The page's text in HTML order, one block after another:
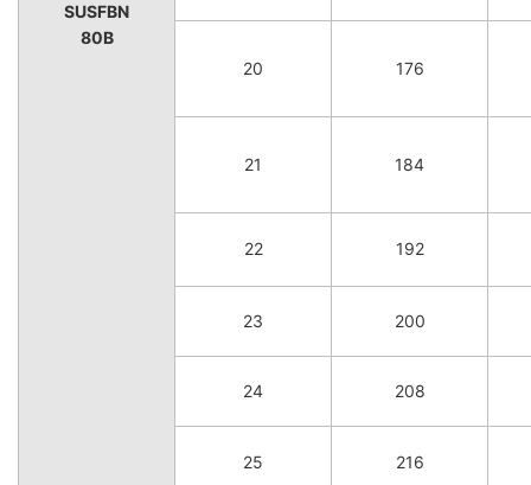
SUSFBN
80B
20 176
21 184
22 192
23 200
24 208
25 216